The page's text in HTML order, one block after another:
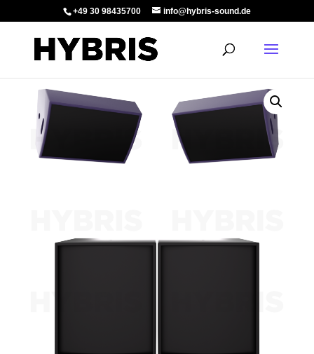
+49 30 98435700 info@hybris-sound.de